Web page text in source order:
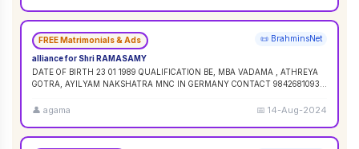
FREE Matrimonials & Ads 📜 BrahminsNet
alliance for Shri RAMASAMY
DATE OF BIRTH 23 01 1989 QUALIFICATION BE, MBA VADAMA , ATHREYA
GOTRA, AYILYAM NAKSHATRA MNC IN GERMANY CONTACT 9842681093 /
👤 agama 📅14-Aug-2024